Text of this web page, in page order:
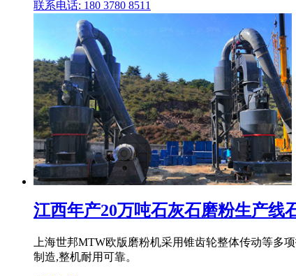
联系电话: 180 3780 8511
江西年产20万吨石灰石磨粉生产线
上海世邦MTW欧版磨粉机采用锥齿轮整体传动等多
制造,整机耐用可靠。